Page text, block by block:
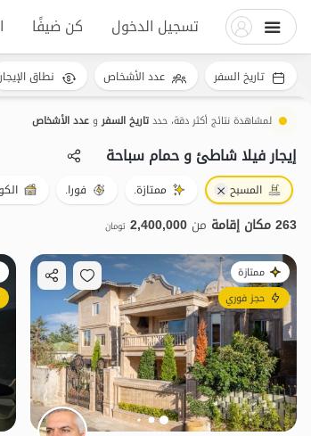
تسجيل الدخول كن ضيفًا
لمشاهدة نتائج أكثر دقة، حددتاريخ السفروعدد الأشخاص
إيجار فيلا شاطئ و حمام سباحة
المسبح ممتازة. فورا.
263 مكان إقامة من 2,400,000 تومان
ممتازة
حجز فوري
تاريخ السفر عدد الأشخاص نطاق الإيجار